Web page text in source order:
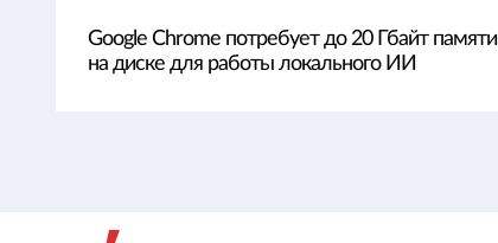
Google Chrome потребует до 20 Гбайт памяти
на диске для работы локального ИИ